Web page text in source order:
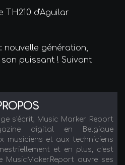
TH210 d'Aguilar
nouvelle génération,
puissant ! Suivant
s'écrit, Music Marker Report
digital en Belgique
musiciens et aux techniciens
et en plus, c'est
MusicMaker.Report ouvre ses